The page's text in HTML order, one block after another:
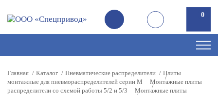
0
Главная Каталог Пневматические распределители
Плиты
монтажные для пневмораспределителей серии M
Монтажные плиты
распределители со схемой работы 5/2 и 5/3
Монтажные плиты